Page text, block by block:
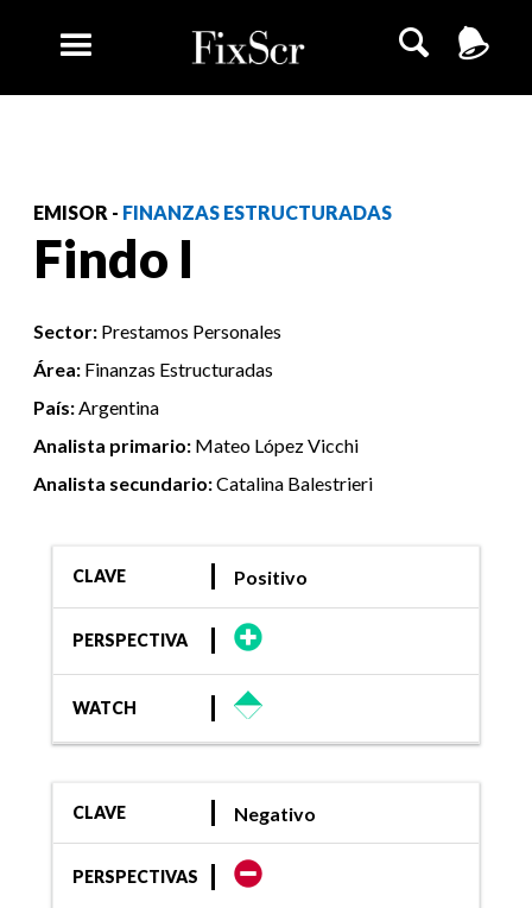
EMISOR - FINANZAS ESTRUCTURADAS
Findo I
Sector: Prestamos Personales
Área: Finanzas Estructuradas
País:Argentina
Analista primario: Mateo López Vicchi
Analista secundario:Catalina Balestrieri
CLAVE Positivo
PERSPECTIVA
WATCH
CLAVE Negativo
PERSPECTIVAS